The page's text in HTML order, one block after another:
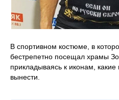
В спортивном костюме, в
бестрепетно посещал храмы
прикладываясь к иконам,
вынести.